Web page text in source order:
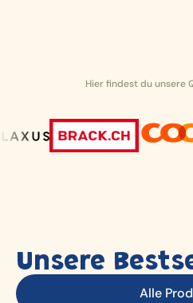
Hier findest du unsere
Unsere
Alle